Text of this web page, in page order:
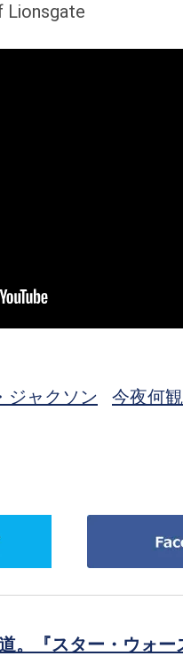
Lionsgate
ジャクソン
今夜何
。『スター・ウォー